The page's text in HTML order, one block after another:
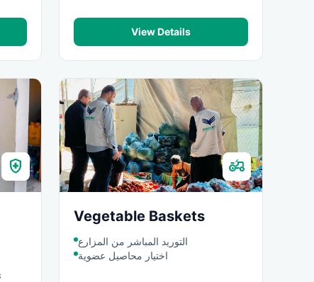
View Details
health_and_safety agriculture
Vegetable Baskets
التوريد المباشر من المزارع
اختيار محاصيل عضوية